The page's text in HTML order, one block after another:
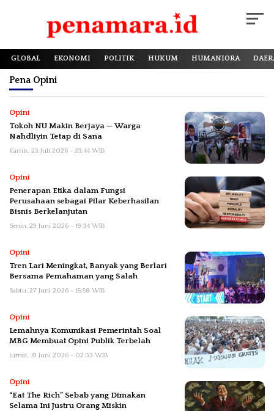
GLOBAL EKONOMI POLITIK HUKUM HUMANIORA
Pena Opini
Opini
Tokoh NU Makin Berjaya — Warga
Nahdliyin Tetap di Sana
Kamis, 23 Juli 2026 - 23:44 WIB
Opini
Penerapan Etika dalam Fungsi
Perusahaan sebagai Pilar Keberhasilan
Bisnis Berkelanjutan
Senin, 29 Juni 2026 - 19:34 WIB
Opini
Tren Lari Meningkat, Banyak yang Berlari
Bersama Pemahaman yang Salah
Sabtu, 27 Juni 2026 - 15:58 WIB
Opini
Lemahnya Komunikasi Pemerintah Soal
MBG Membuat Opini Publik Terbelah
Jumat, 19 Juni 2026 - 02:33 WIB
Opini
“Eat The Rich” Sebab yang Dimakan
Selama Ini Justru Orang Miskin